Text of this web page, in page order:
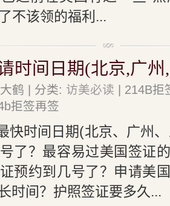
不该领的福利...
时间日期(北京,广
鹤 | 分类: 访美必读 | 214B
拒签再签
快时间日期(北京、广州
了？最容易过美国签证
预约到几号了？申请美
时间？护照签证要多久...